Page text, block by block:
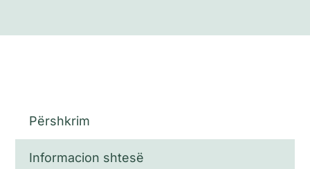
Përshkrim
Informacion shtesë